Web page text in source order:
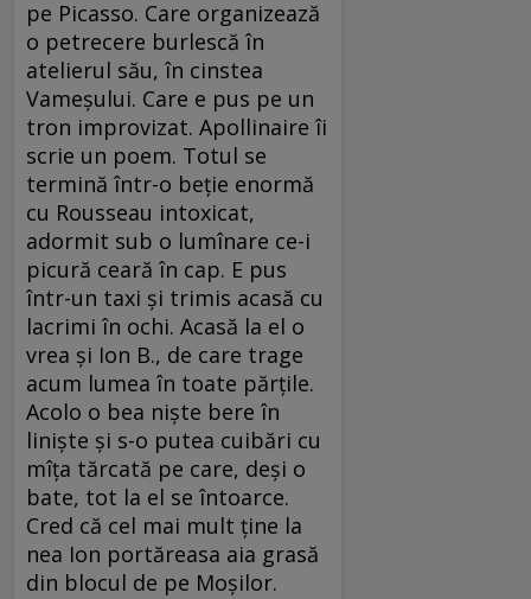
pe Picasso. Care organizează
o petrecere burlescă în
atelierul său, în cinstea
Vameşului. Care e pus pe un
tron improvizat. Apollinaire îi
scrie un poem. Totul se
termină într-o beţie enormă
cu Rousseau intoxicat,
adormit sub o lumînare ce-i
picură ceară în cap. E pus
într-un taxi şi trimis acasă cu
lacrimi în ochi. Acasă la el o
vrea şi Ion B., de care trage
acum lumea în toate părţile.
Acolo o bea nişte bere în
linişte şi s-o putea cuibări cu
mîţa tărcată pe care, deşi o
bate, tot la el se întoarce.
Cred că cel mai mult ţine la
nea Ion portăreasa aia grasă
din blocul de pe Moşilor.